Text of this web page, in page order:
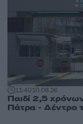
11:4010.08.26
Παιδί 2,5
Πάτρα - Δέντρο